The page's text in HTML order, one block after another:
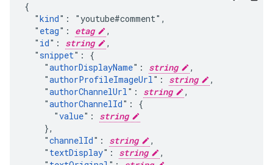
{
  "
kind": "youtube#comment",
  "
etag": etag
,
  "
id": string
,
  "
snippet": {
    "
authorDisplayName": string
,
    "
authorProfileImageUrl": string
,
    "
authorChannelUrl": string
,
    "
authorChannelId": {
      "
value": string
    },
    "
channelId": string
,
    "
textDisplay": string
,